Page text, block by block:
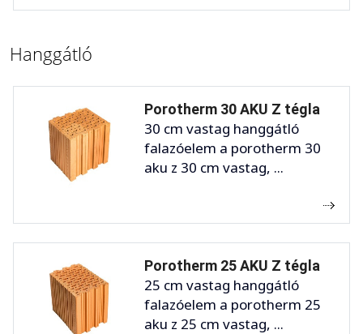
Hanggátló
Porotherm 30 AKU Z tégla
30 cm vastag hanggátló
falazóelem a porotherm 30
aku z 30 cm vastag, ...
Porotherm 25 AKU Z tégla
25 cm vastag hanggátló
falazóelem a porotherm 25
aku z 25 cm vastag, ...